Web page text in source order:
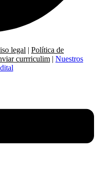
legal | Política de
currriculim | Nuestros